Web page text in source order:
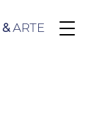
&ARTE